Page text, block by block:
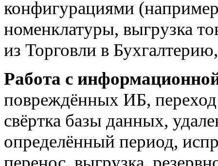
конфигурациями
номенклатуры, выгрузка
из Торговли в
Работа с
повреждённых ИБ,
свёртка базы данных,
определённый период,